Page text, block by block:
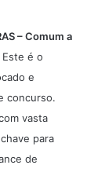
– Comum a
Este é o
e
concurso.
vasta
para
de